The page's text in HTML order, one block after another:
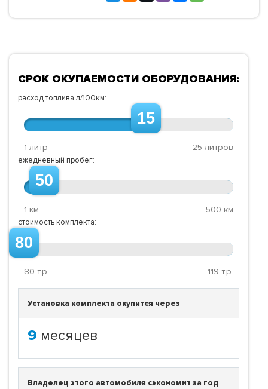
СРОК ОКУПАЕМОСТИ ОБОРУДОВАНИЯ:
расход топлива л/100км:
15
1 литр 25 литров
ежедневный пробег:
50
1 км 500 км
стоимость комплекта:
80
80 т.р. 119 т.р.
Установка комплекта окупится через
9 месяцев
Владелец этого автомобиля сэкономит за год